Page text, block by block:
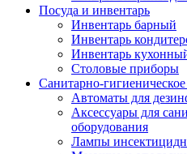
Посуда и инвентарь
Инвентарь барный
Инвентарь
Инвентарь
Столовые приборы
Санитарно-
Автоматы для
Аксессуары для
оборудования
Лампы